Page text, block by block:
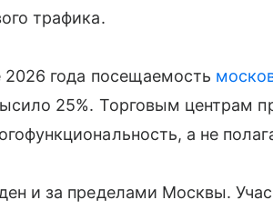
трафика.
2026 года посещаемость
25%. Торговым центрам
а не
и за пределами Москвы.